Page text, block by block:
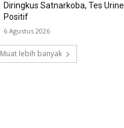
Diringkus Satnarkoba, Tes Urine
Positif
6 Agustus 2026
Muat lebih banyak